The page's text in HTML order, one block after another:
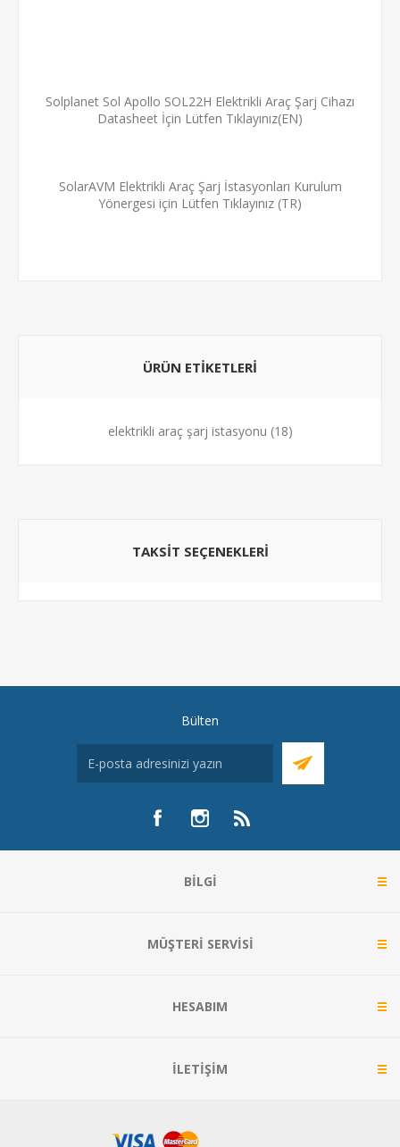
Solplanet Sol Apollo SOL22H Elektrikli Araç Şarj Cihazı
Datasheet İçin Lütfen Tıklayınız(EN)
SolarAVM Elektrikli Araç Şarj İstasyonları Kurulum
Yönergesi için Lütfen Tıklayınız (TR)
ÜRÜN ETIKETLERI
elektrikli araç şarj istasyonu (18)
TAKSIT SEÇENEKLERI
Bülten
BILGI
MÜŞTERI SERVISI
HESABIM
İLETIŞIM